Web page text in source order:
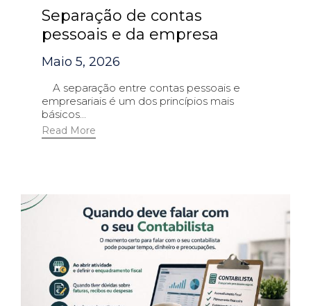
Separação de contas
pessoais e da empresa
Maio 5, 2026
A separação entre contas pessoais e
empresariais é um dos princípios mais
básicos...
Read More